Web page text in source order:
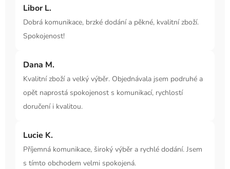
Libor L.
Dobrá komunikace, brzké dodání a pěkné, kvalitní zboží.
Spokojenost!
Dana M.
Kvalitní zboží a velký výběr. Objednávala jsem podruhé a
opět naprostá spokojenost s komunikací, rychlostí
doručení i kvalitou.
Lucie K.
Příjemná komunikace, široký výběr a rychlé dodání. Jsem
s tímto obchodem velmi spokojená.